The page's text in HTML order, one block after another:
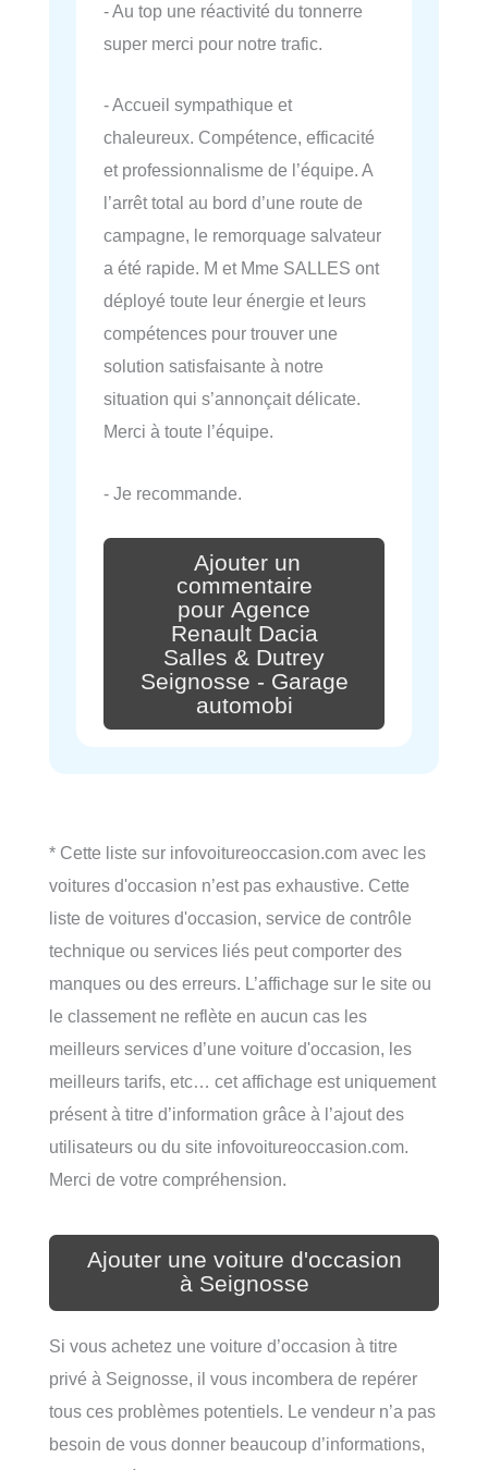
- Au top une réactivité du tonnerre
super merci pour notre trafic.
- Accueil sympathique et
chaleureux. Compétence, efficacité
et professionnalisme de l’équipe. A
l’arrêt total au bord d’une route de
campagne, le remorquage salvateur
a été rapide. M et Mme SALLES ont
déployé toute leur énergie et leurs
compétences pour trouver une
solution satisfaisante à notre
situation qui s’annonçait délicate.
Merci à toute l’équipe.
- Je recommande.
Ajouter un
commentaire
pour Agence
Renault Dacia
Salles & Dutrey
Seignosse - Garage
automobi
* Cette liste sur infovoitureoccasion.com avec les
voitures d'occasion n’est pas exhaustive. Cette
liste de voitures d'occasion, service de contrôle
technique ou services liés peut comporter des
manques ou des erreurs. L’affichage sur le site ou
le classement ne reflète en aucun cas les
meilleurs services d’une voiture d'occasion, les
meilleurs tarifs, etc… cet affichage est uniquement
présent à titre d’information grâce à l’ajout des
utilisateurs ou du site infovoitureoccasion.com.
Merci de votre compréhension.
Ajouter une voiture d'occasion
à Seignosse
Si vous achetez une voiture d’occasion à titre
privé à Seignosse, il vous incombera de repérer
tous ces problèmes potentiels. Le vendeur n’a pas
besoin de vous donner beaucoup d’informations,